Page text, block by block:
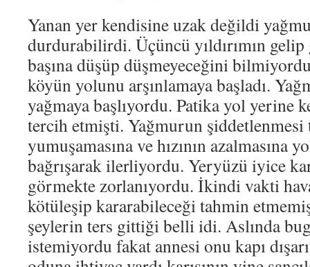
Yanan yer kendisine uzak değildi
durdurabilirdi. Üçüncü yıldırımın
başına düşüp düşmeyeceğini
köyün yolunu arşınlamaya başladı.
yağmaya başlıyordu. Patika yol yerine
tercih etmişti. Yağmurun şiddetlenmesi
yumuşamasına ve hızının azalmasına
bağrışarak ilerliyordu. Yeryüzü iyice
görmekte zorlanıyordu. İkindi vakti
kötüleşip kararabileceği tahmin
şeylerin ters gittiği belli idi. Aslında
istemiyordu fakat annesi onu kapı